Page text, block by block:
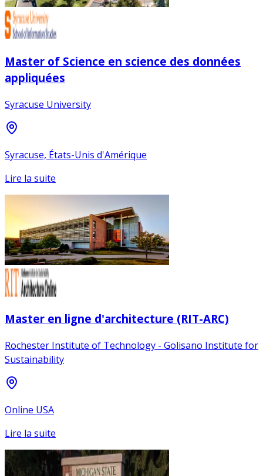
Master of Science en science des données
appliquées
Syracuse University
Syracuse, États-Unis d'Amérique
Lire la suite
Master en ligne d'architecture (RIT-ARC)
Rochester Institute of Technology - Golisano Institute for
Sustainability
Online USA
Lire la suite